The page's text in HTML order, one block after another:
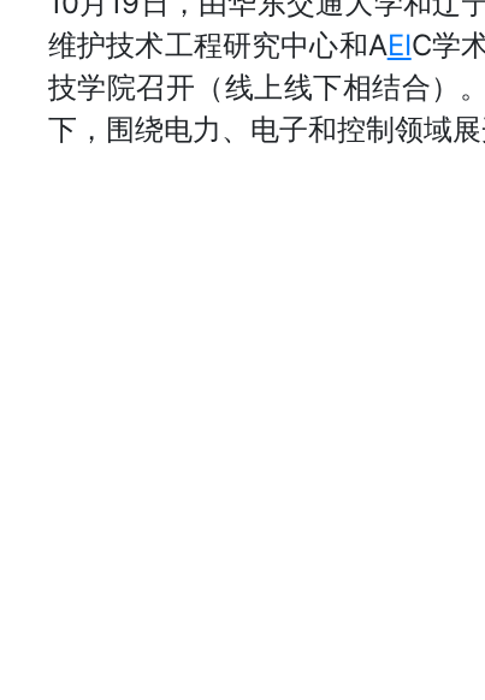
维护技术工程研究中心和AEIC学
技学院召开（线上线下相结合）
下，围绕电力、电子和控制领域展